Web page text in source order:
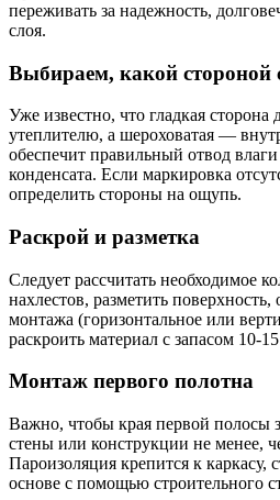
переживать за надежность,
слоя.
Выбираем, какой стороной
Уже известно, что гладкая
утеплителю, а шероховатая —
обеспечит правильный отвод
конденсата. Если маркировка
определить стороны на ощупь.
Раскрой и разметка
Следует рассчитать необходимое
нахлестов, разметить
монтажа (горизонтальное или
раскроить материал с запасом 10-
Монтаж первого полотна
Важно, чтобы края первой полосы
стены или конструкции не менее,
Пароизоляция крепится к каркасу,
основе с помощью строительного